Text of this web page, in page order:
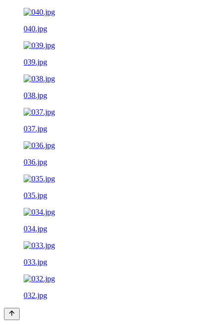
040.jpg
039.jpg
038.jpg
037.jpg
036.jpg
035.jpg
034.jpg
033.jpg
032.jpg